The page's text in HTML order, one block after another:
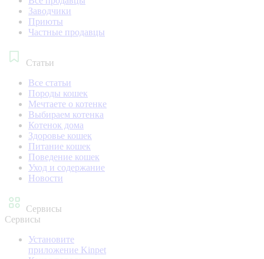
Заводчики
Приюты
Частные продавцы
Статьи
Все статьи
Породы кошек
Мечтаете о котенке
Выбираем котенка
Котенок дома
Здоровье кошек
Питание кошек
Поведение кошек
Уход и содержание
Новости
Сервисы
Сервисы
Установите
приложение Kinpet